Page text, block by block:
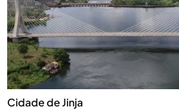
Cidade de Jinja